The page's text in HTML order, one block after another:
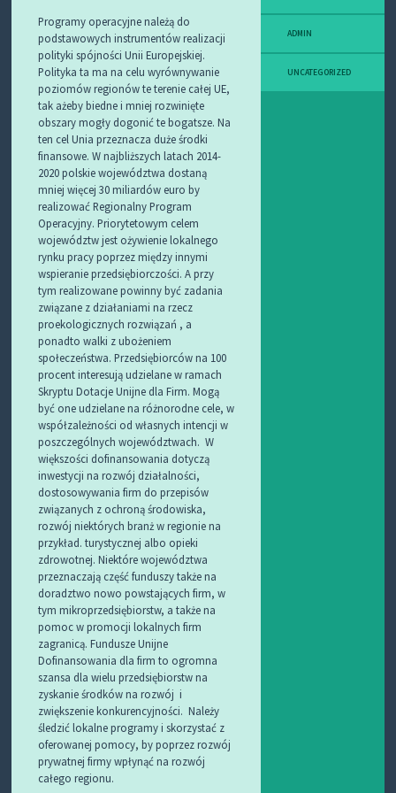
Programy operacyjne należą do
podstawowych instrumentów realizacji
polityki spójności Unii Europejskiej.
Polityka ta ma na celu wyrównywanie
poziomów regionów te terenie całej UE,
tak ażeby biedne i mniej rozwinięte
obszary mogły dogonić te bogatsze. Na
ten cel Unia przeznacza duże środki
finansowe. W najbliższych latach 2014-
2020 polskie województwa dostaną
mniej więcej 30 miliardów euro by
realizować Regionalny Program
Operacyjny. Priorytetowym celem
województw jest ożywienie lokalnego
rynku pracy poprzez między innymi
wspieranie przedsiębiorczości. A przy
tym realizowane powinny być zadania
związane z działaniami na rzecz
proekologicznych rozwiązań , a
ponadto walki z ubożeniem
społeczeństwa. Przedsiębiorców na 100
procent interesują udzielane w ramach
Skryptu Dotacje Unijne dla Firm. Mogą
być one udzielane na różnorodne cele, w
współzależności od własnych intencji w
poszczególnych województwach. W
większości dofinansowania dotyczą
inwestycji na rozwój działalności,
dostosowywania firm do przepisów
związanych z ochroną środowiska,
rozwój niektórych branż w regionie na
przykład. turystycznej albo opieki
zdrowotnej. Niektóre województwa
przeznaczają część funduszy także na
doradztwo nowo powstających firm, w
tym mikroprzedsiębiorstw, a także na
pomoc w promocji lokalnych firm
zagranicą. Fundusze Unijne
Dofinansowania dla firm to ogromna
szansa dla wielu przedsiębiorstw na
zyskanie środków na rozwój i
zwiększenie konkurencyjności. Należy
śledzić lokalne programy i skorzystać z
oferowanej pomocy, by poprzez rozwój
prywatnej firmy wpłynąć na rozwój
całego regionu.
ADMIN
UNCATEGORIZED